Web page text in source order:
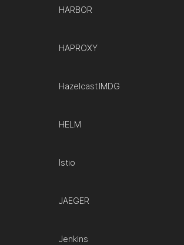
HARBOR
HAPROXY
Hazelcast IMDG
HELM
Istio
JAEGER
Jenkins